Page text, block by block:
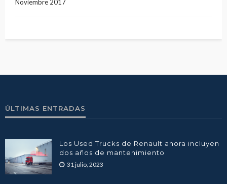
Noviembre 2017
ÚLTIMAS ENTRADAS
Los Used Trucks de Renault ahora incluyen
dos años de mantenimiento
31 julio, 2023